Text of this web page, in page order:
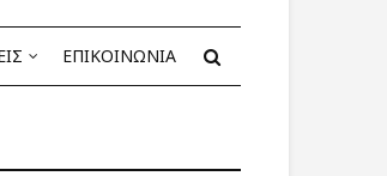
ΕΠΙΚΟΙΝΩΝΙΑ